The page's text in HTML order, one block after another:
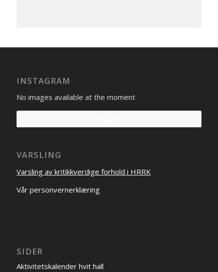
INSTAGRAM
No images available at the moment
VARSLING
Varsling av kritikkverdige forhold i HRRK
Vår personvernerklæring
SIDER
Aktivitetskalender hvit hall